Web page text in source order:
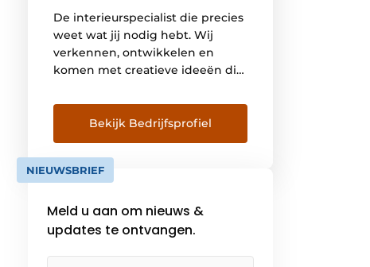
De interieurspecialist die precies
weet wat jij nodig hebt. Wij
verkennen, ontwikkelen en
komen met creatieve ideeën die
detail, van A tot Z. Of het nu gaat
om een student, gast, of
bewoner. We geven altijd dat
beetje extra waardoor mensen
zich thuis voelen en onze
[…]
Bekijk Bedrijfsprofiel
NIEUWSBRIEF
Meld u aan om nieuws &
updates te ontvangen.